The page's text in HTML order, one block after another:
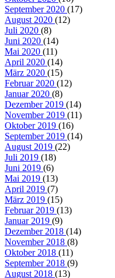
September 2020 (17)
August 2020 (12)
Juli 2020 (8)
Juni 2020 (14)
Mai 2020 (11)
April 2020 (14)
März 2020 (15)
Februar 2020 (12)
Januar 2020 (8)
Dezember 2019 (14)
November 2019 (11)
Oktober 2019 (16)
September 2019 (14)
August 2019 (22)
Juli 2019 (18)
Juni 2019 (6)
Mai 2019 (13)
April 2019 (7)
März 2019 (15)
Februar 2019 (13)
Januar 2019 (9)
Dezember 2018 (14)
November 2018 (8)
Oktober 2018 (11)
September 2018 (9)
August 2018 (13)